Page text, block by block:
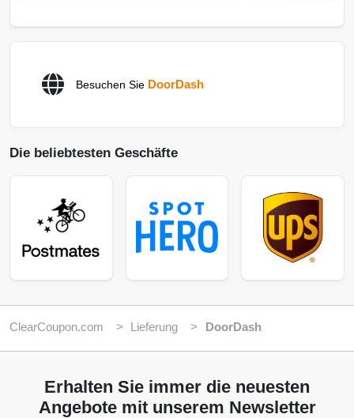
Besuchen Sie DoorDash
Die beliebtesten Geschäfte
ClearCoupon.com Lieferung DoorDash
Erhalten Sie immer die neuesten
Angebote mit unserem Newsletter